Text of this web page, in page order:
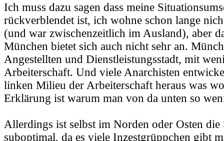
Ich muss dazu sagen dass meine
rückverblendet ist, ich wohne schon lange
(und war zwischenzeitlich im Ausland), aber
München bietet sich auch nicht sehr an.
Angestellten und Dienstleistungsstadt, mit
Arbeiterschaft. Und viele Anarchisten
linken Milieu der Arbeiterschaft heraus was
Erklärung ist warum man von da unten so
Allerdings ist selbst im Norden oder Osten die
suboptimal, da es viele Inzestgrüppchen gibt